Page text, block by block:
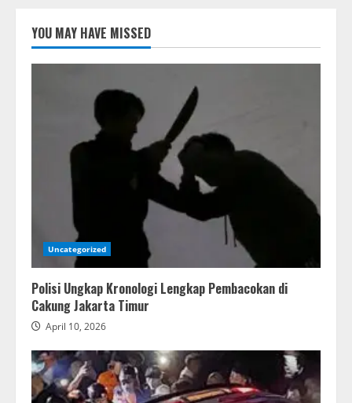
YOU MAY HAVE MISSED
Uncategorized
Polisi Ungkap Kronologi Lengkap Pembacokan di
Cakung Jakarta Timur
April 10, 2026